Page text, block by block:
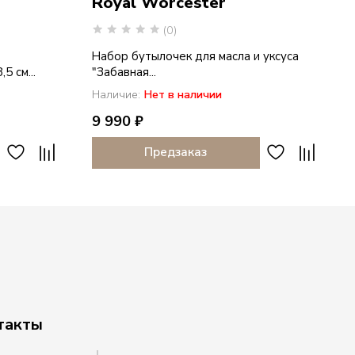
см...
(0)
Набор бутылочек для масла и уксуса
"Забавная...
Наличие: Нет в наличии
9 990 ₽
Предзаказ